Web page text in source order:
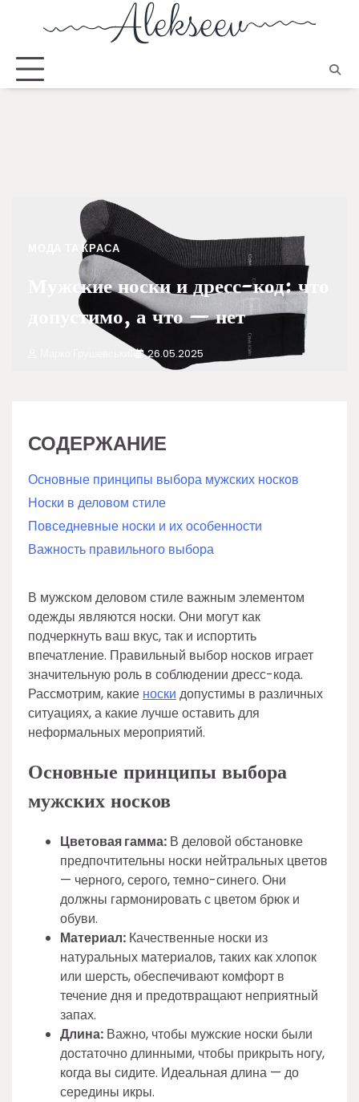
МОДА ТА КРАСА
Мужские носки и дресс-код: что
допустимо, а что — нет
Марко Грушевський 26.05.2025
СОДЕРЖАНИЕ
Основные принципы выбора мужских носков
Носки в деловом стиле
Повседневные носки и их особенности
Важность правильного выбора
В мужском деловом стиле важным элементом
одежды являются носки. Они могут как
подчеркнуть ваш вкус, так и испортить
впечатление. Правильный выбор носков играет
значительную роль в соблюдении дресс-кода.
Рассмотрим, какие носки допустимы в различных
ситуациях, а какие лучше оставить для
неформальных мероприятий.
Основные принципы выбора
мужских носков
Цветовая гамма: В деловой обстановке
предпочтительны носки нейтральных цветов
— черного, серого, темно-синего. Они
должны гармонировать с цветом брюк и
обуви.
Материал: Качественные носки из
натуральных материалов, таких как хлопок
или шерсть, обеспечивают комфорт в
течение дня и предотвращают неприятный
запах.
Длина: Важно, чтобы мужские носки были
достаточно длинными, чтобы прикрыть ногу,
когда вы сидите. Идеальная длина — до
середины икры.